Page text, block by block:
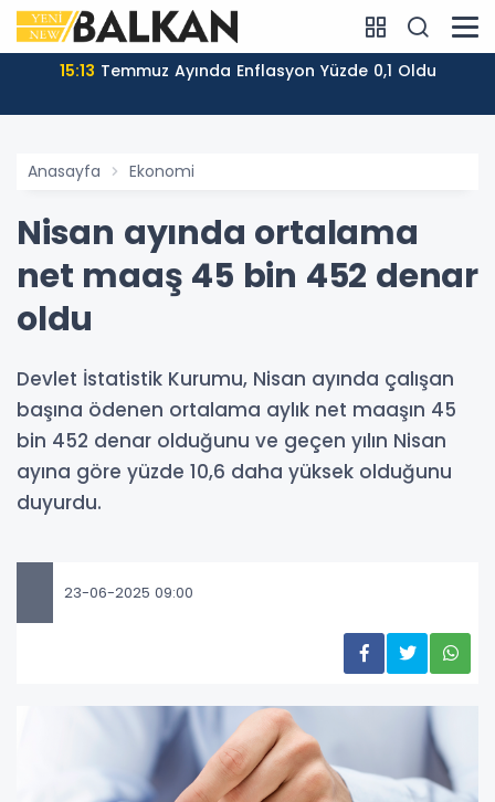
15:13 Temmuz Ayında Enflasyon Yüzde 0,1 Oldu
Anasayfa Ekonomi
Nisan ayında ortalama
net maaş 45 bin 452 denar
oldu
Devlet İstatistik Kurumu, Nisan ayında çalışan
başına ödenen ortalama aylık net maaşın 45
bin 452 denar olduğunu ve geçen yılın Nisan
ayına göre yüzde 10,6 daha yüksek olduğunu
duyurdu.
23-06-2025 09:00